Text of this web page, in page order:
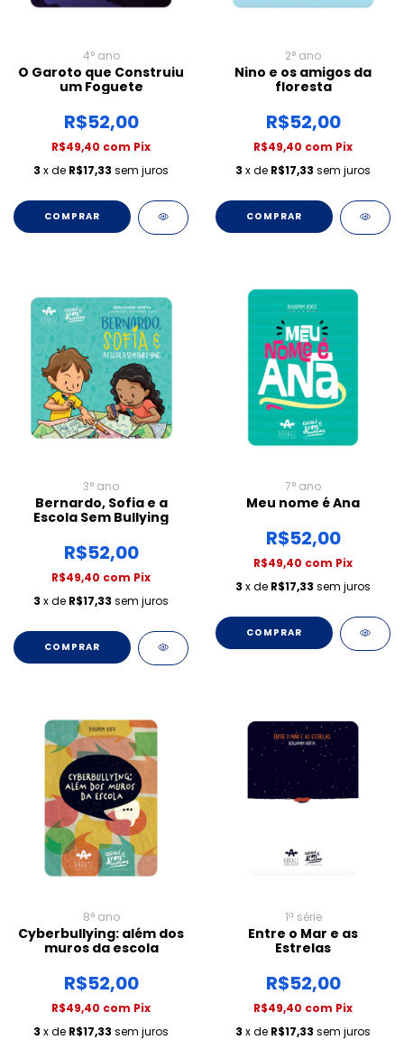
4° ano
O Garoto que Construiu
um Foguete
R$52,00
R$49,40 com Pix
3 x de R$17,33 sem juros
COMPRAR
2° ano
Nino e os amigos da
floresta
R$52,00
R$49,40 com Pix
3 x de R$17,33 sem juros
COMPRAR
3° ano
Bernardo, Sofia e a
Escola Sem Bullying
R$52,00
R$49,40 com Pix
3 x de R$17,33 sem juros
COMPRAR
7° ano
Meu nome é Ana
R$52,00
R$49,40 com Pix
3 x de R$17,33 sem juros
COMPRAR
8° ano
Cyberbullying: além dos
muros da escola
R$52,00
R$49,40 com Pix
3 x de R$17,33 sem juros
1ª série
Entre o Mar e as
Estrelas
R$52,00
R$49,40 com Pix
3 x de R$17,33 sem juros